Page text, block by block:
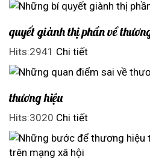
quyết giành thị phần về
Hits:2941 Chi tiết
thương hiệu
Hits:3020 Chi tiết